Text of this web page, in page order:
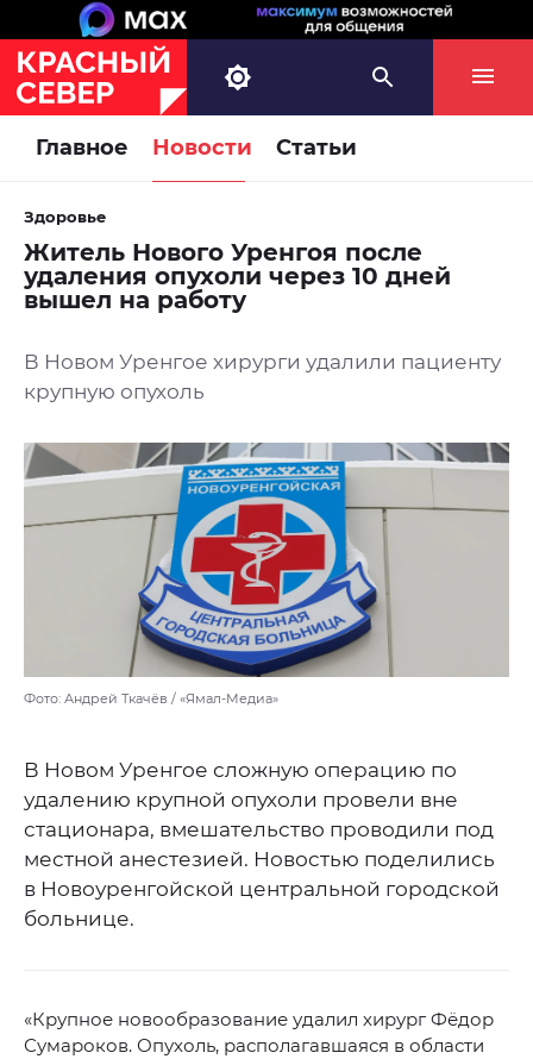
Главное Новости Статьи
Здоровье
Житель Нового Уренгоя после
удаления опухоли через 10 дней
вышел на работу
В Новом Уренгое хирурги удалили пациенту
крупную опухоль
Фото: Андрей Ткачёв / «Ямал-Медиа»
В Новом Уренгое сложную операцию по
удалению крупной опухоли провели вне
стационара, вмешательство проводили под
местной анестезией. Новостью поделились
в Новоуренгойской центральной городской
больнице.
«Крупное новообразование удалил хирург Фёдор
Сумароков. Опухоль, располагавшаяся в области